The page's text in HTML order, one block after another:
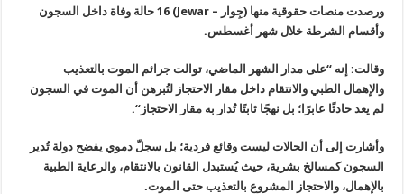
ورصدت منصات حقوقية منها (جِوار –Jewar
) 16 حالة وفاة داخل السجون
وأقسام الشرطة خلال شهر أغسطس.
وقالت: إنه “على مدار الشهر الماضي، توالت جرائم الموت بالتعذيب
والإهمال الطبي والانتقام داخل مقار الاحتجاز لتُبرهن أن الموت في السجون
لم يعد حادثًا عابرًا؛ بل نهجًا ثابتًا تُدار به مقار الاحتجاز“.
وأشارت إلى أن الحالات ليست وقائع فردية؛ بل سجلّ دموي يفضح دولة تُدير
السجون كمسالخ بشرية، حيث يُستبدل القانون بالانتقام، والرعاية الطبية
بالإهمال، والاحتجاز المشروع بالتعذيب حتى الموت.